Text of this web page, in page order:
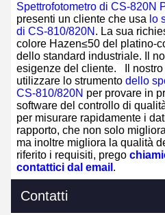
Spettrofotometro di CS-820N
presenti un cliente che usa lo
di CS-810/820N . La sua
colore Hazen≤50 del platino-
dello standard industriale. Il
esigenze del cliente.
Il
utilizzare lo strumento dello
CS-810/820N per provare in
software del controllo di
per misurare rapidamente i
rapporto, che non solo
ma inoltre migliora la qualità
riferito i requisiti, prego
contattici dal email .
Contatti